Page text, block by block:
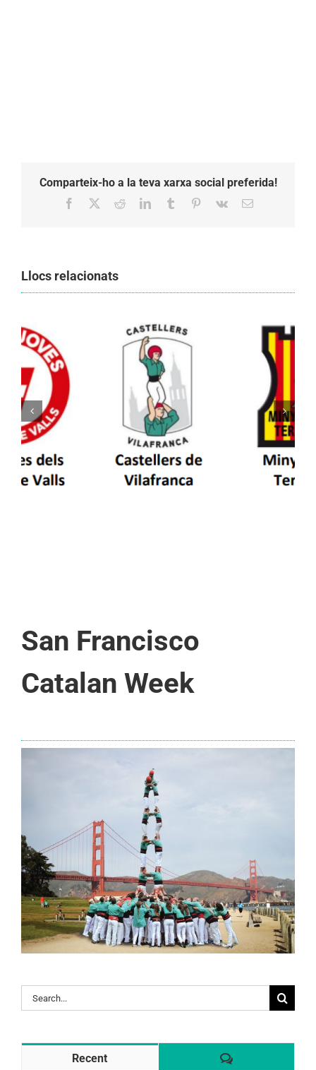
Comparteix-ho a la teva xarxa social preferida!
Facebook RedditLinkedInTumblr Pinterest
Vk Email:
Llocs relacionats
Els Castellers de Vilafranca unieixen tradició i
patrimoni en un viatge de colla a la Vall
d’Aran i a la Vall de Boí
San Francisco
Catalan Week
Search
for:
Recent Comentaris